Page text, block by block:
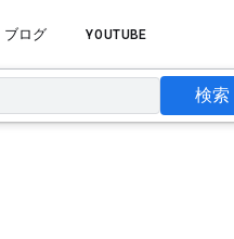
ブログ YOUTUBE
検索